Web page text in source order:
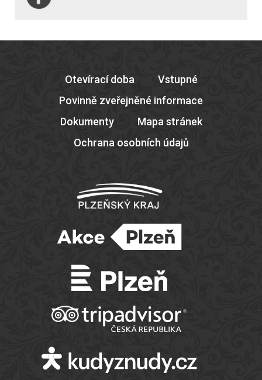
Otevírací doba
Vstupné
Povinně zveřejněné informace
Dokumenty
Mapa stránek
Ochrana osobních údajů